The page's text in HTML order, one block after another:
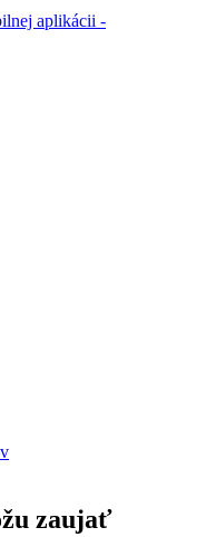
aplikácii -
zaujať